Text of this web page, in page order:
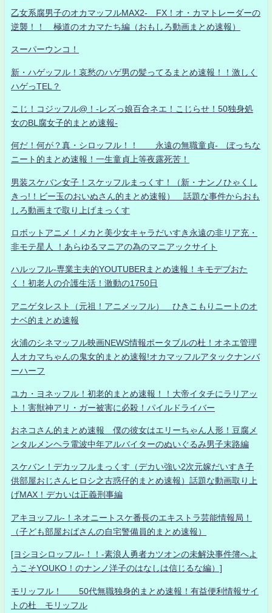
乙女系腐男子のオカマッフルMAX2- FX！オ・カマトレーダーの
逆襲！！ 極道のオカマたち編（おもしろ動画まとめ速報）
スーパーウンコ！
新・ハゲッフル！哀愁のハゲ男の髪ってるまとめ速報！！激しく
ハゲっTEL？
こじ！コジッフル@！-レズっ娘百合ネエ！こじらせ！50独身処
女のBL腐女子的まとめ速報-
何だ！何が？真・シロッフル！！ 永遠の無職童貞- ぼっちな
ニート的まとめ速報！一生童貞上等夜露死苦！
男装スケバン女子！スケッフルまっくす！（新・ナンノひゃくし
きっ!！ビー玉のおいぬさん的まとめ速報） 話題な事件からおも
しろ動画まで取り上げまっくす
ロボットアニメ！メカと美少女キャラだいすき永遠の非リア充・
非モテ星人 ！あらゆるマニアの為のマニアックサイト
ハルッフル-専業主夫的YOUTUBERまとめ速報！キモデブおた
く！初老人の介護生活！激動の1750日
アニゲタレスト（元祖！アニメッフル） ひきこもりニートのオ
ナベ的まとめ速報
火浦のシネマッフル映画NEWS情報ポータブルの杜！オネエ管理
人オカマちゃんの鬼女的まとめ速報!オカマッフルアタックナンバ
ーハーフ
ユカ・ヨネッフル！初老的まとめ速報！！大帝イタチにラリアッ
ト！害獣神アリ・ガー被害に必殺！パイルドライバー
おネコさん的まとめ速報 僕の彼女はエリーちゃん人形！豆腐メ
ンタルメンヘラ電波中年アルバイターのぬいぐるみ男子末路編
スケバン！デカッフルまっくす（デカい強い2次元嫁だいすき子
供部屋おじさんヒロシ之古惑仔的まとめ速報）話題な動画取り上
げMAX！デカいは正義刑事編
アキヨッフル-！ネオニートスケ番長のエキストラ芸能情報局！
（子ども部屋おばさんの自宅警備員的まとめ速報）
[ヨシヨシロッフル-！！-素浪人勇者カツオンの未解決事件簿へよ
うこそYOUKO！のナンノ洋子のはなしは信じるな編）]
モリッフル！ 50代無職独身的まとめ速報！有益便利情報サイ
トの杜 モリッフル